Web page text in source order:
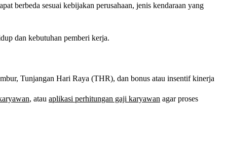
berbeda sesuai kebijakan perusahaan, jenis kendaraan yang
dan kebutuhan pemberi kerja.
Tunjangan Hari Raya (THR), dan bonus atau insentif kinerja
, atau aplikasi perhitungan gaji karyawan agar proses